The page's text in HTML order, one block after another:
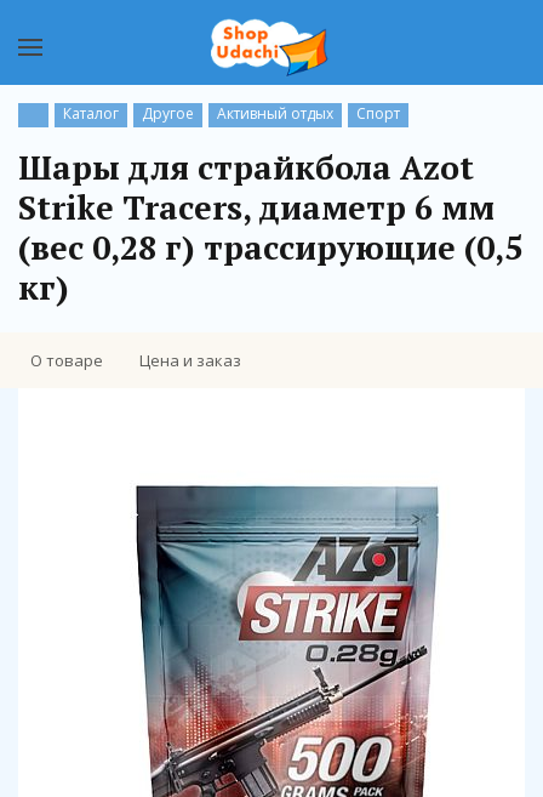
Каталог Другое Активный отдых Спорт
Шары для страйкбола Azot
Strike Tracers, диаметр 6 мм
(вес 0,28 г) трассирующие (0,5
кг)
О товаре Цена и заказ